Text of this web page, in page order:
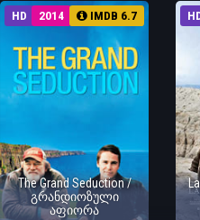
HD 2014 IMDB 6.7
The Grand Seduction /
გრანდიოზული
აფიორა